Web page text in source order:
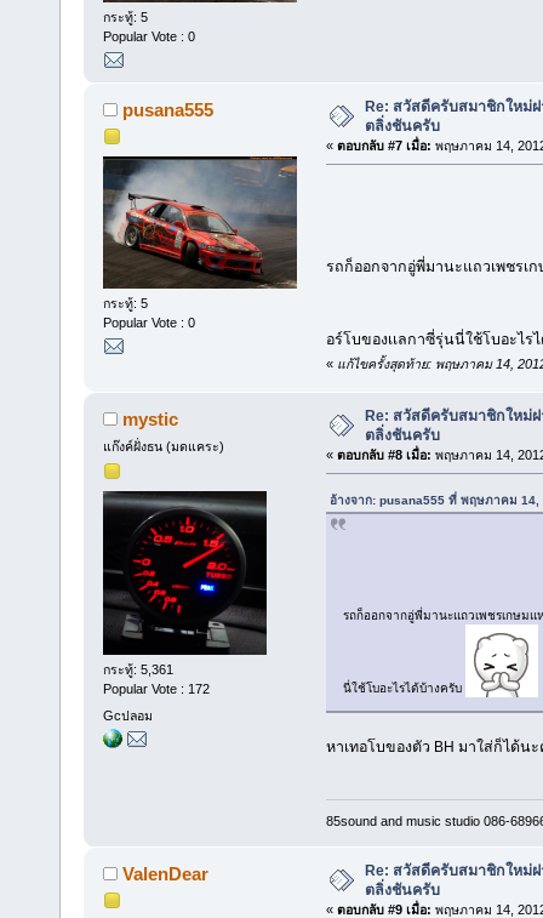
กระทู้: 5
Popular Vote : 0
pusana555
กระทู้: 5
Popular Vote : 0
Re: สวัสดีครับสมาชิกใหม่
ตลิ่งชันครับ
« ตอบกลับ #7 เมื่อ: พฤษภาคม 14,
รถก็ออกจากอู่พี่มานะแถวเพชรเ
อร์โบของเเลกาซี่รุ่นนี่ใช้โบอะไร
« แก้ไขครั้งสุดท้าย: พฤษภาคม 14,
mystic
แก๊งค์ฝั่งธน (มดแคระ)
กระทู้: 5,361
Popular Vote : 172
Gcปลอม
Re: สวัสดีครับสมาชิกใหม่
ตลิ่งชันครับ
« ตอบกลับ #8 เมื่อ: พฤษภาคม 14,
อ้างจาก: pusana555 ที่ พฤษภาคม 14,
รถก็ออกจากอู่พี่มานะแถวเพชรเกษม
นี่ใช้โบอะไรได้บ้างครับ
หาเทอโบของตัว BH มาใส่ก็ได้น
85sound and music studio 086-
ValenDear
Re: สวัสดีครับสมาชิกใหม่
ตลิ่งชันครับ
« ตอบกลับ #9 เมื่อ: พฤษภาคม 14,